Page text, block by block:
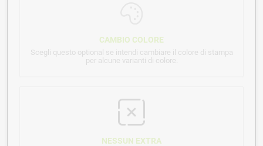
CAMBIO COLORE
Scegli questo optional se intendi cambiare il colore di stampa
per alcune varianti di colore.
NESSUN EXTRA